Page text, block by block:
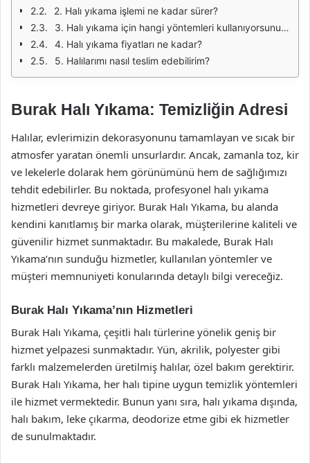
2. Halı yıkama işlemi ne kadar sürer?
3. Halı yıkama için hangi yöntemleri kullanıyorsunuz?
4. Halı yıkama fiyatları ne kadar?
5. Halılarımı nasıl teslim edebilirim?
Burak Halı Yıkama: Temizliğin Adresi
Halılar, evlerimizin dekorasyonunu tamamlayan ve sıcak bir
atmosfer yaratan önemli unsurlardır. Ancak, zamanla toz, kir
ve lekelerle dolarak hem görünümünü hem de sağlığımızı
tehdit edebilirler. Bu noktada, profesyonel halı yıkama
hizmetleri devreye giriyor. Burak Halı Yıkama, bu alanda
kendini kanıtlamış bir marka olarak, müşterilerine kaliteli ve
güvenilir hizmet sunmaktadır. Bu makalede, Burak Halı
Yıkama’nın sunduğu hizmetler, kullanılan yöntemler ve
müşteri memnuniyeti konularında detaylı bilgi vereceğiz.
Burak Halı Yıkama’nın Hizmetleri
Burak Halı Yıkama, çeşitli halı türlerine yönelik geniş bir
hizmet yelpazesi sunmaktadır. Yün, akrilik, polyester gibi
farklı malzemelerden üretilmiş halılar, özel bakım gerektirir.
Burak Halı Yıkama, her halı tipine uygun temizlik yöntemleri
ile hizmet vermektedir. Bunun yanı sıra, halı yıkama dışında,
halı bakım, leke çıkarma, deodorize etme gibi ek hizmetler
de sunulmaktadır.